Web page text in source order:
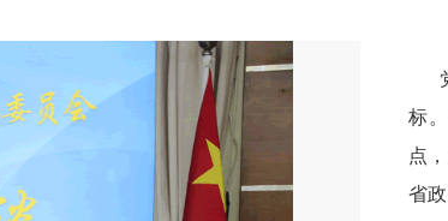
党
标
点
省